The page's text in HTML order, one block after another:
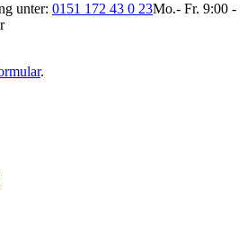
unter: 0151 172 43 0 23Mo.- Fr. 9:00 -
.